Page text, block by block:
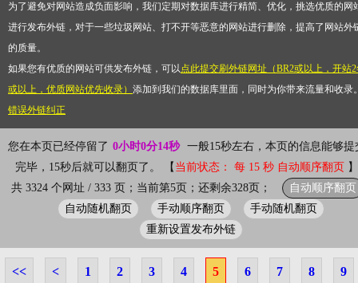
为了避免对网站造成负面影响，我们定期对数据库进行精简、优化，挑选优质的网
进行发布外链，对于一些垃圾网站、打不开等恶意的网站进行删除，提高了网站外
的质量。
如果您有优质的网站可供发布外链，可以点此提交刷外链网址（BR2或以上，开站
或以上，优质网站优先收录） 添加到我们的数据库里面，同时为你带来流量和收录
错误外链纠正
您在本页已经停留了 0小时0分14秒 一般15秒左右，本页的信息能够提
完毕，15秒后就可以翻页了。 【 当前状态： 每 15 秒 自动顺序翻页 】
共 3324 个网址 / 333 页；当前第5页；还剩余328页；
自动顺序翻页
自动随机翻页
手动顺序翻页
手动随机翻页
重新设置发布外链
<< < 1 2 3 4 5 6 7 8 9